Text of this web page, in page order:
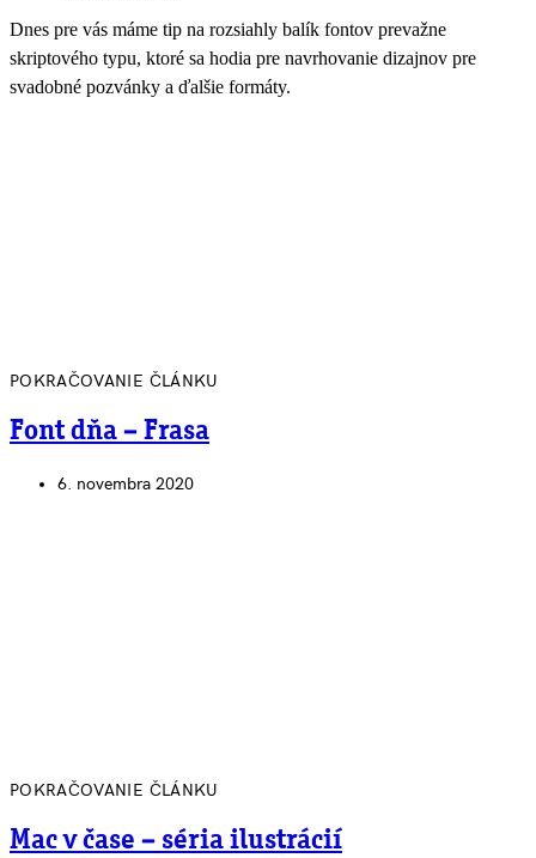
Dnes pre vás máme tip na rozsiahly balík fontov prevažne
skriptového typu, ktoré sa hodia pre navrhovanie dizajnov pre
svadobné pozvánky a ďalšie formáty.
POKRAČOVANIE ČLÁNKU
Font dňa – Frasa
6. novembra 2020
POKRAČOVANIE ČLÁNKU
Mac v čase – séria ilustrácií